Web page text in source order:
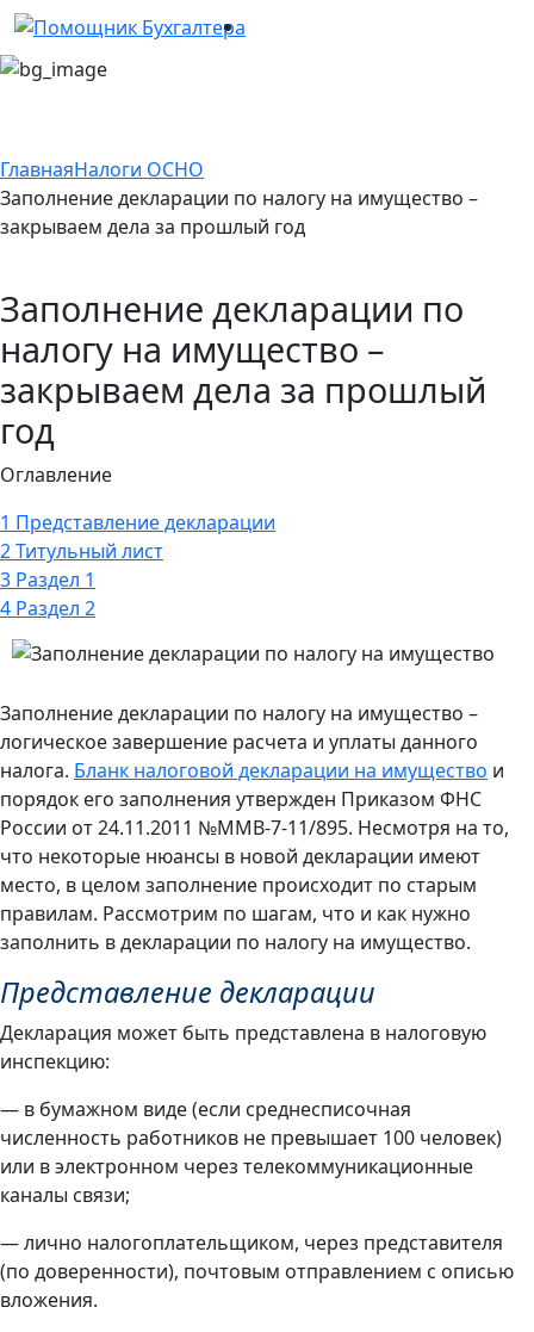
ГлавнаяНалоги ОСНО
Заполнение декларации по налогу на имущество –
закрываем дела за прошлый год
Заполнение декларации по
налогу на имущество –
закрываем дела за прошлый
год
Оглавление
1 Представление декларации
2Титульный лист
3 Раздел 1
4 Раздел 2
Заполнение декларации по налогу на имущество –
логическое завершение расчета и уплаты данного
налога. Бланк налоговой декларации на имущество и
порядок его заполнения утвержден Приказом ФНС
России от 24.11.2011 №ММВ-7-11/895. Несмотря на то,
что некоторые нюансы в новой декларации имеют
место, в целом заполнение происходит по старым
правилам. Рассмотрим по шагам, что и как нужно
заполнить в декларации по налогу на имущество.
Представление декларации
Декларация может быть представлена в налоговую
инспекцию:
— в бумажном виде (если среднесписочная
численность работников не превышает 100 человек)
или в электронном через телекоммуникационные
каналы связи;
— лично налогоплательщиком, через представителя
(по доверенности), почтовым отправлением с описью
вложения.